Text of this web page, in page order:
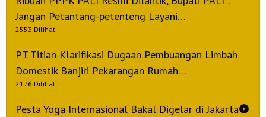
Jangan Petantang-petenteng Layani…
2553 Dilihat
PT Titian Klarifikasi Dugaan Pembuangan Limbah
Domestik Banjiri Pekarangan Rumah…
2176 Dilihat
Pesta Yoga Internasional Bakal Digelar di Jakarta